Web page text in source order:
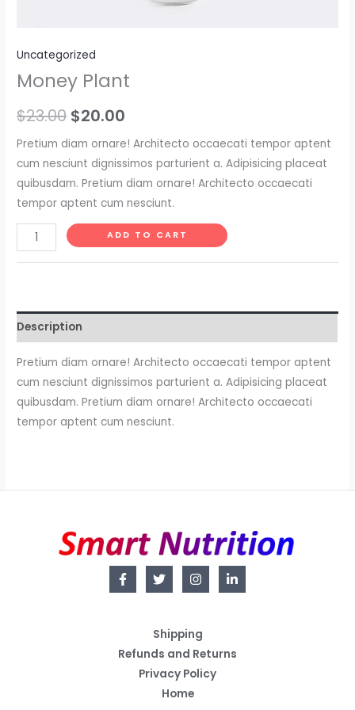
Uncategorized
Money Plant
$23.00 Original
price
was:
$23.00.
$20.00
price
is:
$20.00.
Pretium diam ornare! Architecto occaecati tempor aptent
cum nesciunt dignissimos parturient a. Adipisicing placeat
quibusdam. Pretium diam ornare! Architecto occaecati
tempor aptent cum nesciunt.
Money
Plant
ADD TO CART
Description
Pretium diam ornare! Architecto occaecati tempor aptent
cum nesciunt dignissimos parturient a. Adipisicing placeat
quibusdam. Pretium diam ornare! Architecto occaecati
tempor aptent cum nesciunt.
Shipping
Refunds and Returns
Privacy Policy
Home